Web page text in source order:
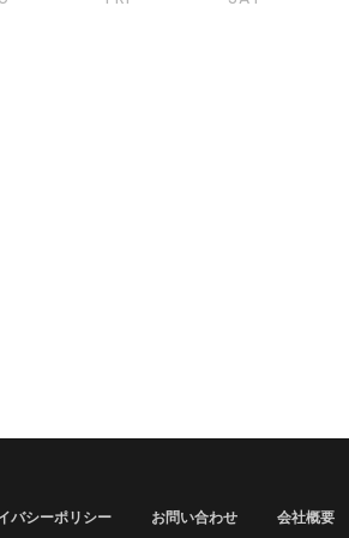
バシーポリシー お問い合わせ 会社概要